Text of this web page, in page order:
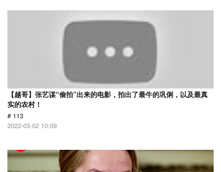
【越哥】张艺谋“偷拍”出来的电影，拍出了最牛的巩俐，以及最真
实的农村！
# 113
2022-03-02 10:09